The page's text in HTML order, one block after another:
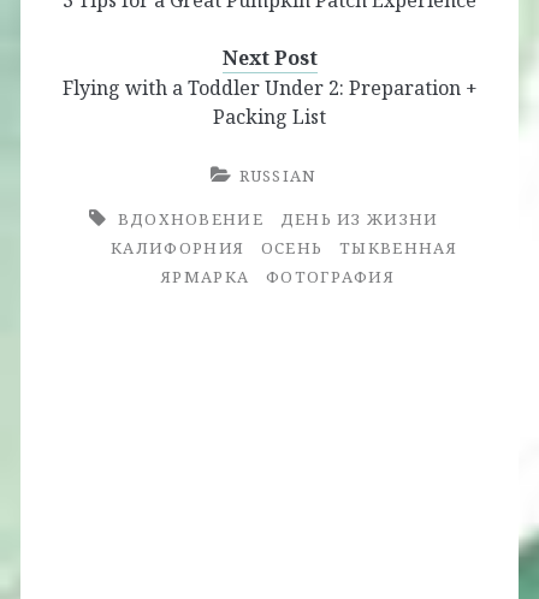
Next Post
Flying with a Toddler Under 2: Preparation +
Packing List
RUSSIAN
ВДОХНОВЕНИЕ
ДЕНЬ ИЗ ЖИЗНИ
КАЛИФОРНИЯ
ОСЕНЬ
ТЫКВЕННАЯ
ЯРМАРКА
ФОТОГРАФИЯ